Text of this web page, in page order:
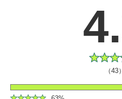
（43）